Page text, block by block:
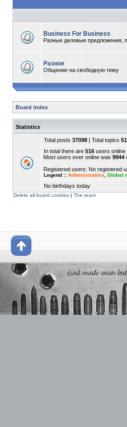
Business For Business
Разные деловые предложения,
Разное
Общение на свободную тему
Board index
Statistics
Total posts 37098 | Total topics
In total there are 516 users online
Most users ever online was 9944
Registered users: No registered
Legend :: Administrators Global
No birthdays today
Delete all board cookies | The team